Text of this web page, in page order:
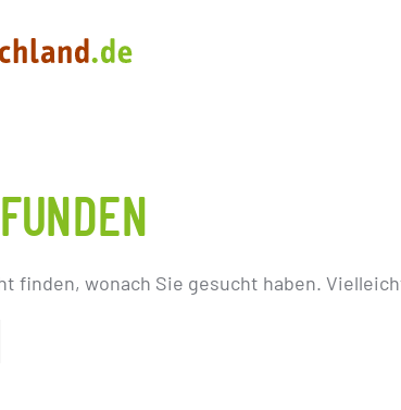
finden, wonach Sie gesucht haben.